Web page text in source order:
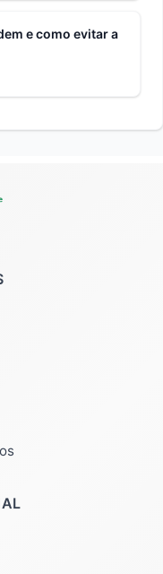
e como evitar a